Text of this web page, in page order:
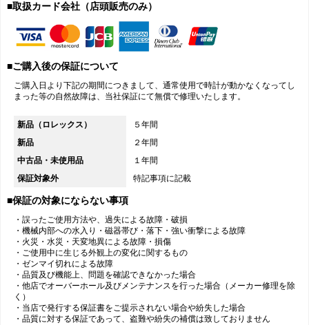
■取扱カード会社（店頭販売のみ）
■ご購入後の保証について
ご購入日より下記の期間につきまして、通常使用で時計が動かなくなってし
まった等の自然故障は、当社保証にて無償で修理いたします。
新品（ロレックス）
５年間
新品
２年間
中古品・未使用品
１年間
保証対象外
特記事項に記載
■保証の対象にならない事項
・誤ったご使用方法や、過失による故障・破損
・機械内部への水入り・磁器帯び・落下・強い衝撃による故障
・火災・水災・天変地異による故障・損傷
・ご使用中に生じる外観上の変化に関するもの
・ゼンマイ切れによる故障
・品質及び機能上、問題を確認できなかった場合
・他店でオーバーホール及びメンテナンスを行った場合（メーカー修理を除
く）
・当店で発行する保証書をご提示されない場合や紛失した場合
・品質に対する保証であって、盗難や紛失の補償は致しておりません